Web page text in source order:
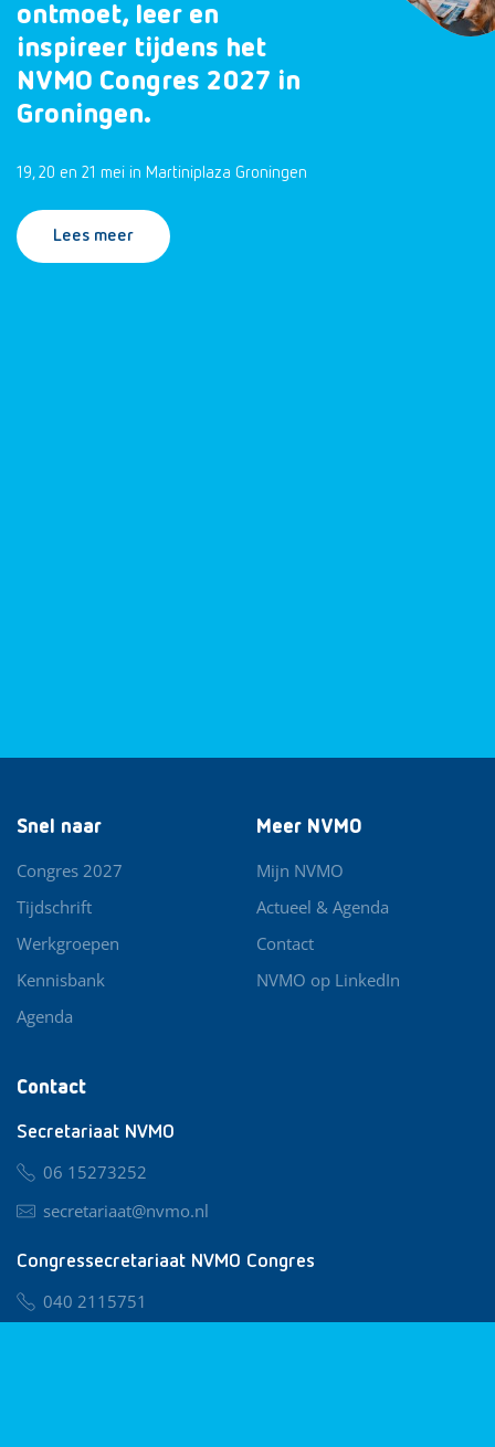
ontmoet, leer en
inspireer tijdens het
NVMO Congres 2027 in
Groningen.
19, 20 en 21 mei in Martiniplaza Groningen
Lees meer
Contact
Secretariaat NVMO
06 15273252
secretariaat@nvmo.nl
Congressecretariaat NVMO Congres
040 2115751
Snel naar
Congres 2027
Tijdschrift
Werkgroepen
Kennisbank
Agenda
Meer NVMO
Mijn NVMO
Actueel & Agenda
Contact
NVMO op LinkedIn